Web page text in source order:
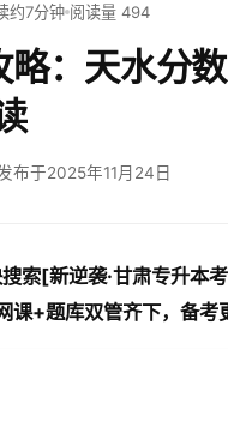
约7分钟 阅读量 494
略：天水分
布于2025年11月24日
索[新逆袭·甘肃专升本
+题库双管齐下，备考